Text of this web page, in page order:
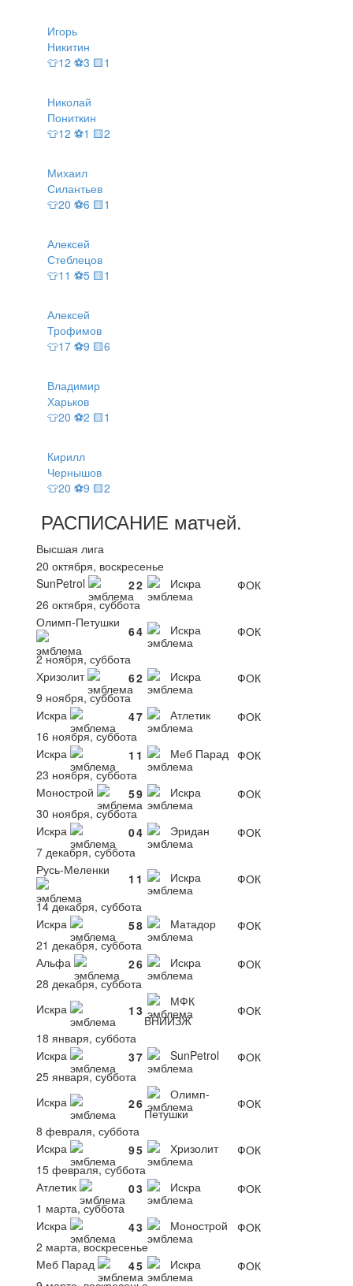
Игорь
Никитин
👕12 ⚽3 🟨1
Николай
Пониткин
👕12 ⚽1 🟨2
Михаил
Силантьев
👕20 ⚽6 🟨1
Алексей
Стеблецов
👕11 ⚽5 🟨1
Алексей
Трофимов
👕17 ⚽9 🟨6
Владимир
Харьков
👕20 ⚽2 🟨1
Кирилл
Чернышов
👕20 ⚽9 🟨2
РАСПИСАНИЕ матчей.
Высшая лига
20 октября, воскресенье
SunPetrol
22 Искра
ФОК
26 октября, суббота
Олимп-Петушки
64 Искра
ФОК
2 ноября, суббота
Хризолит
62 Искра
ФОК
9 ноября, суббота
Искра
47 Атлетик
ФОК
16 ноября, суббота
Искра
1 1 Меб Парад ФОК
23 ноября, суббота
Монострой
59 Искра
ФОК
30 ноября, суббота
Искра
04 Эридан
ФОК
7 декабря, суббота
Русь-Меленки
1 1 Искра
ФОК
14 декабря, суббота
Искра
58 Матадор
ФОК
21 декабря, суббота
Альфа
26 Искра
ФОК
28 декабря, суббота
Искра
1 3
МФК
ВНИИЗЖ
ФОК
18 января, суббота
Искра
37 SunPetrol
ФОК
25 января, суббота
Искра
26
Олимп-
Петушки
ФОК
8 февраля, суббота
Искра
95 Хризолит
ФОК
15 февраля, суббота
Атлетик
03 Искра
ФОК
1 марта, суббота
Искра
43 Монострой
ФОК
2 марта, воскресенье
Меб Парад
45 Искра
ФОК